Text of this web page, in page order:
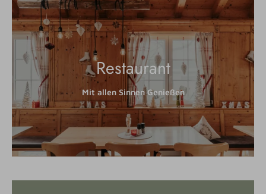
Restaurant
Mit allen Sinnen Genießen